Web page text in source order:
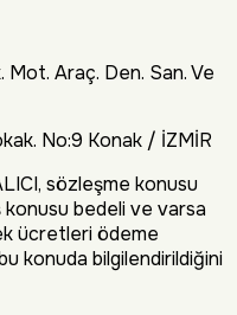
Mot. Araç. Den. San. Ve
No:9 Konak / İZMİR
sözleşme konusu
konusu bedeli ve varsa
ücretleri ödeme
konuda bilgilendirildiğini